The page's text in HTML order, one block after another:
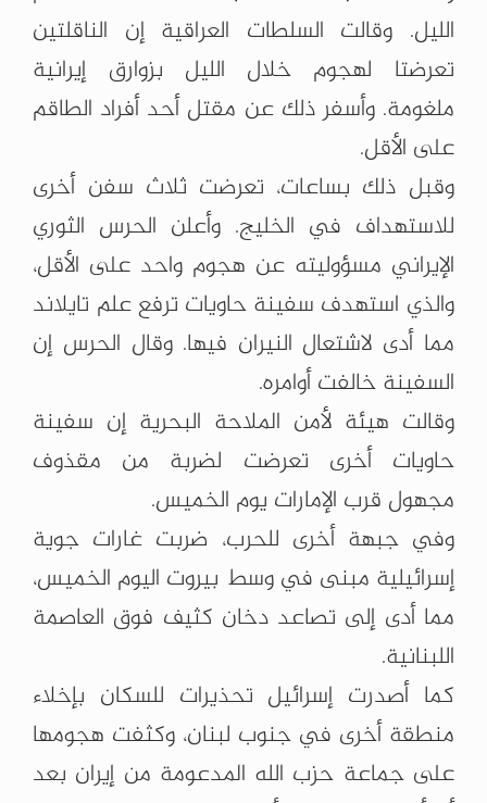
الليل. وقالت السلطات العراقية إن الناقلتين
تعرضتا لهجوم خلال الليل بزوارق إيرانية
ملغومة. وأسفر ذلك عن مقتل أحد أفراد الطاقم
على الأقل.
وقبل ذلك بساعات، تعرضت ثلاث سفن أخرى
للاستهداف في الخليج. وأعلن الحرس الثوري
الإيراني مسؤوليته عن هجوم واحد على الأقل،
والذي استهدف سفينة حاويات ترفع علم تايلاند
مما أدى لاشتعال النيران فيها. وقال الحرس إن
السفينة خالفت أوامره.
وقالت هيئة لأمن الملاحة البحرية إن سفينة
حاويات أخرى تعرضت لضربة من مقذوف
مجهول قرب الإمارات يوم الخميس.
وفي جبهة أخرى للحرب، ضربت غارات جوية
إسرائيلية مبنى في وسط بيروت اليوم الخميس،
مما أدى إلى تصاعد دخان كثيف فوق العاصمة
اللبنانية.
كما أصدرت إسرائيل تحذيرات للسكان بإخلاء
منطقة أخرى في جنوب لبنان، وكثفت هجومها
على جماعة حزب الله المدعومة من إيران بعد